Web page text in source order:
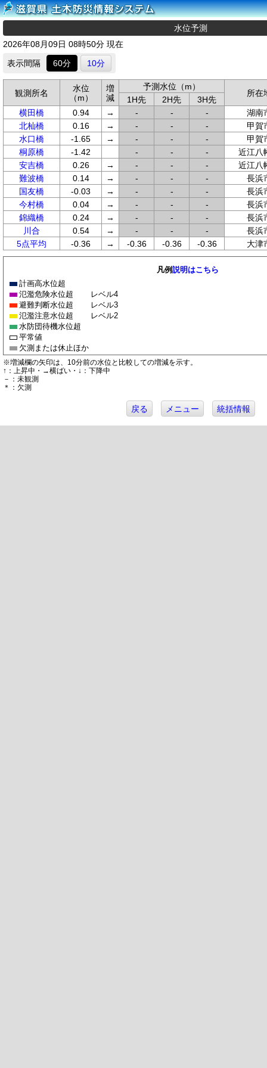
水位予測
2026年08月09日 08時50分 現在
表示間隔
60分 10分
観測所名
水位
（m）
増
減
予測水位（m）
所在
1H先 2H先
3H先
横田橋
0.94 → - - -
湖南
北杣橋
0.16 → - - -
甲賀
水口橋
-1.65 → - - -
甲賀
桐原橋
-1.42 - - -
近江八
安吉橋
0.26 → - - -
近江八
難波橋
0.14 → - - -
長浜
国友橋
-0.03 → - - -
長浜
今村橋
0.04 → - - -
長浜
錦織橋
0.24 → - - -
長浜
川合
0.54 → - - -
長浜
5点平均
-0.36 → -0.36 -0.36 -0.36 大津
凡例説明はこちら
計画高水位超
氾濫危険水位超
レベル4
避難判断水位超
レベル3
氾濫注意水位超
レベル2
水防団待機水位超
平常値
欠測または休止ほか
※増減欄の矢印は、10分前の水位と比較しての増減を示す。
↑：上昇中・→横ばい・↓：下降中
－：未観測
＊：欠測
戻る メニュー 統括情報